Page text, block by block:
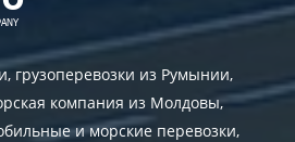
грузоперевозки из Румынии,
компания из Молдовы,
и морские перевозки,